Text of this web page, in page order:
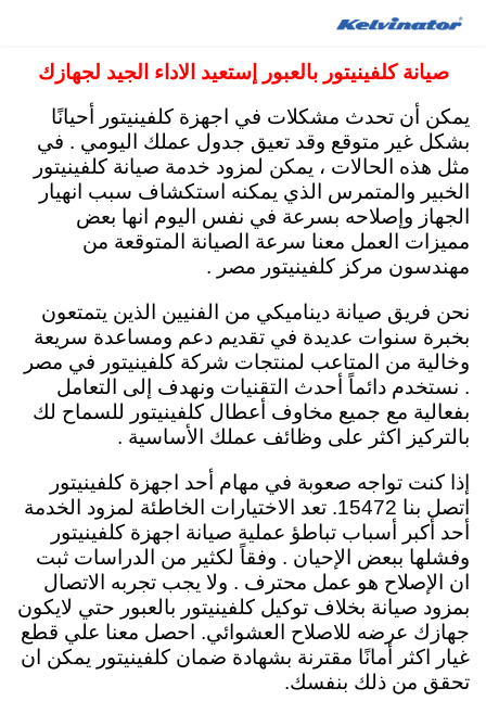
صيانة كلفينيتور بالعبور إستعيد الاداء الجيد لجهازك
يمكن أن تحدث مشكلات في اجهزة كلفينيتور أحيانًا
بشكل غير متوقع وقد تعيق جدول عملك اليومي . في
مثل هذه الحالات ، يمكن لمزود خدمة صيانة كلفينيتور
الخبير والمتمرس الذي يمكنه استكشاف سبب انهيار
الجهاز وإصلاحه بسرعة في نفس اليوم انها بعض
مميزات العمل معنا سرعة الصيانة المتوقعة من
مهندسون مركز كلفينيتور مصر .
نحن فريق صيانة ديناميكي من الفنيين الذين يتمتعون
بخبرة سنوات عديدة في تقديم دعم ومساعدة سريعة
وخالية من المتاعب لمنتجات شركة كلفينيتور في مصر
. نستخدم دائماً أحدث التقنيات ونهدف إلى التعامل
بفعالية مع جميع مخاوف أعطال كلفينيتور للسماح لك
بالتركيز اكثر على وظائف عملك الأساسية .
إذا كنت تواجه صعوبة في مهام أحد اجهزة كلفينيتور
اتصل بنا 15472. تعد الاختيارات الخاطئة لمزود الخدمة
أحد أكبر أسباب تباطؤ عملية صيانة اجهزة كلفينيتور
وفشلها ببعض الإحيان . وفقاً لكثير من الدراسات ثبت
ان الإصلاح هو عمل محترف . ولا يجب تجربه الاتصال
بمزود صيانة بخلاف توكيل كلفينيتور بالعبور حتي لايكون
جهازك عرضه للاصلاح العشوائي. احصل معنا علي قطع
غيار اكثر أمانًا مقترنة بشهادة ضمان كلفينيتور يمكن ان
تحقق من ذلك بنفسك.
اصلاح فريزر غسالات اطباق مجفف ملابس